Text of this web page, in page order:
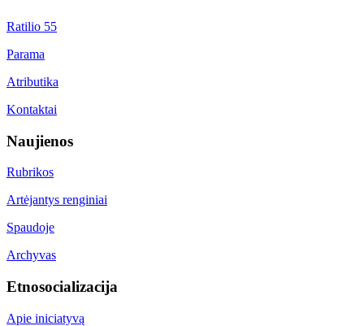
Ratilio 55
Parama
Atributika
Kontaktai
Naujienos
Rubrikos
Artėjantys renginiai
Spaudoje
Archyvas
Etnosocializacija
Apie iniciatyvą